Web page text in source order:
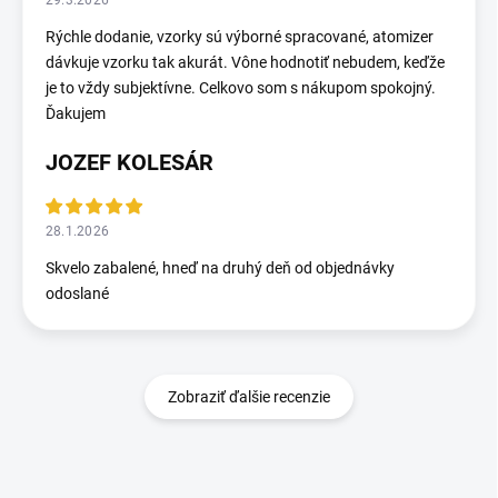
Rýchle dodanie, vzorky sú výborné spracované, atomizer
dávkuje vzorku tak akurát. Vône hodnotiť nebudem, keďže
je to vždy subjektívne. Celkovo som s nákupom spokojný.
Ďakujem
JOZEF KOLESÁR
28.1.2026
Skvelo zabalené, hneď na druhý deň od objednávky
odoslané
Zobraziť ďalšie recenzie